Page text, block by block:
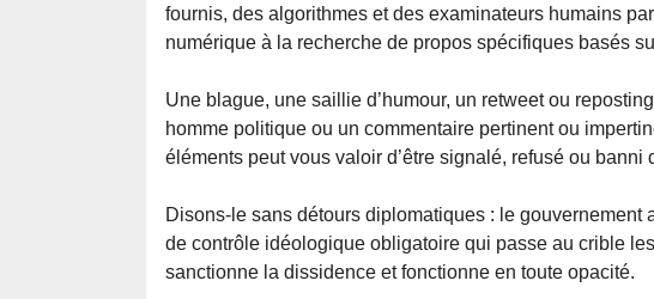
fournis, des algorithmes et des examinateurs humains
numérique à la recherche de propos spécifiques basés
Une blague, une saillie d’humour, un retweet ou
homme politique ou un commentaire pertinent ou
éléments peut vous valoir d’être signalé, refusé ou banni
Disons-le sans détours diplomatiques : le
de contrôle idéologique obligatoire qui passe au crible
sanctionne la dissidence et fonctionne en toute opacité.